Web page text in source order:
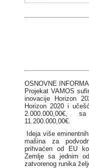
OSNOVNE
Projekat VAMOS
inovacije Horizon
Horizon 2020 i
2.000.000,00€,
11.200.000,00€.
Ideja više
mašina za
prihvaćen od EU
Zemlje sa jednim
zatvorenog runika